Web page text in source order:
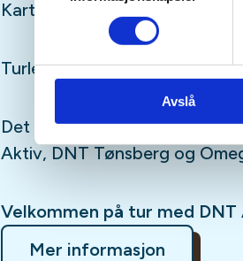
Avslå
Kartlenke:
Turleder:
Det oppfordres til
Aktiv, DNT Tønsberg og
Velkommen på tur med
Mer informasjon